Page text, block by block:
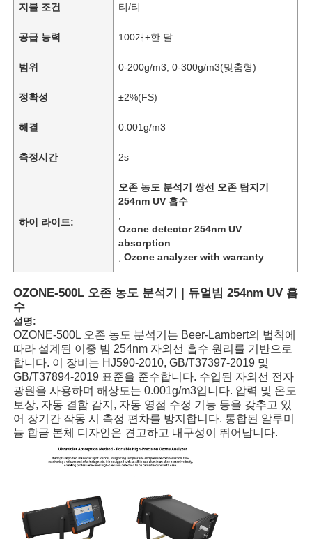
지불 조건 티/티
공급 능력 100개+한 달
범위 0-200g/m3, 0-300g/m3(맞춤형)
정확성 ±2%(FS)
해결 0.001g/m3
측정시간 2s
하이 라이트:
오존 농도 분석기 쌍선 오존 탐지기
254nm UV 흡수
Ozone detector 254nm UV
absorption
,Ozone analyzer with warranty
OZONE-500L 오존 농도 분석기 | 듀얼빔 254nm UV 흡
수
설명:
OZONE-500L 오존 농도 분석기는 Beer-Lambert의 법칙에
따라 설계된 이중 빔 254nm 자외선 흡수 원리를 기반으로
합니다. 이 장비는 HJ590-2010, GB/T37397-2019 및
GB/T37894-2019 표준을 준수합니다. 수입된 자외선 전자
광원을 사용하며 해상도는 0.001g/m3입니다. 압력 및 온도
보상, 자동 결함 감지, 자동 영점 수정 기능 등을 갖추고 있
어 장기간 작동 시 측정 편차를 방지합니다. 통합된 알루미
늄 합금 본체 디자인은 견고하고 내구성이 뛰어납니다.